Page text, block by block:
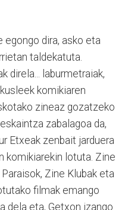
egongo dira, asko eta
taldekatuta.
direla... laburmetraiak,
komikiaren
zineaz gozatzeko
zabalagoa da,
Etxeak zenbait jarduera
komikiarekin lotuta. Zine
Zine Klubak eta
filmak emango
dela eta, Getxon izango